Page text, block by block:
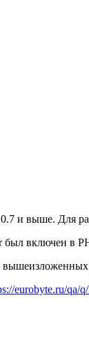
и выше. Для
был включен в
eurobyte.ru/qa/